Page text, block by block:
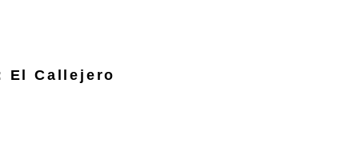
El Callejero